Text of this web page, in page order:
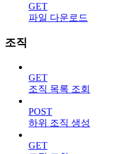
GET
파일 다운로드
조직
GET
조직 목록 조회
POST
하위 조직 생성
GET